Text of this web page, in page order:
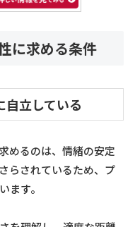
に求める条件
自立している
めるのは、情緒の安定
らされているため、プ
ます。